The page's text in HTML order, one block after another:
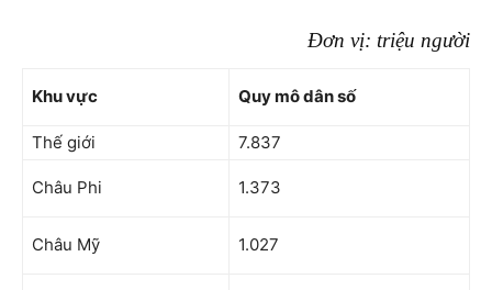
Đơn vị: triệu người
Khu vực Quy mô dân số
Thế giới 7.837
Châu Phi 1.373
Châu Mỹ 1.027